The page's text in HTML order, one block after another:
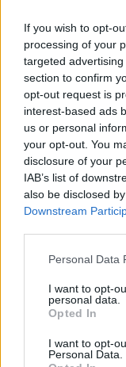
If you wish to opt-
processing of your
targeted
section to confirm
opt-out request is
interest-based ads
us or personal
your opt-out. You
disclosure of your
IAB’s list of
also be disclosed
Downstream
Personal Data
I want to opt-
personal data.
Opted In
I want to opt-
Personal Data.
γλυκού χυμό
σε ένα